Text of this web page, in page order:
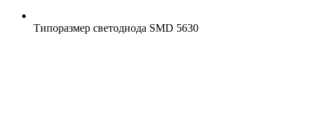
Типоразмер светодиода SMD 5630